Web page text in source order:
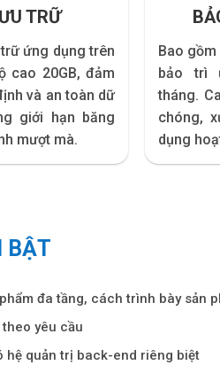
TRỮ
ứng dụng trên
cao 20GB, đảm
và an toàn dữ
giới hạn băng
mượt mà.
Bao
bảo trì
tháng.
chóng,
dụng
BẬT
đa tầng, cách trình bày sản
yêu cầu
hệ quản trị back-end riêng biệt